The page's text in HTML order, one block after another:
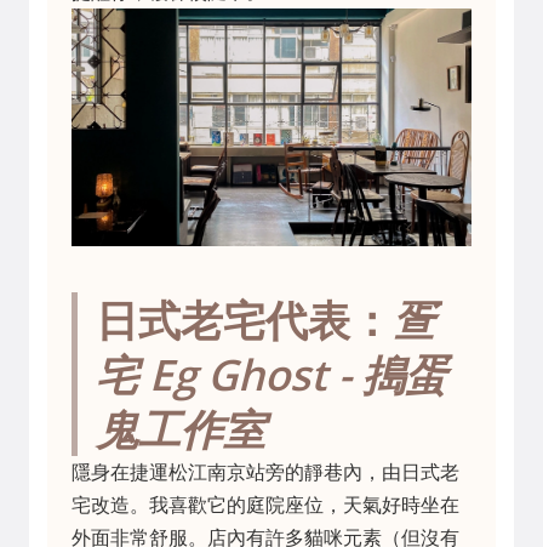
日式老宅代表： 疍
宅 Eg Ghost - 搗蛋
鬼工作室
隱身在捷運松江南京站旁的靜巷內，由日式老
宅改造。我喜歡它的庭院座位，天氣好時坐在
外面非常舒服。店內有許多貓咪元素（但沒有